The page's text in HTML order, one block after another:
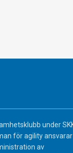
under
för agility ansvarar
av